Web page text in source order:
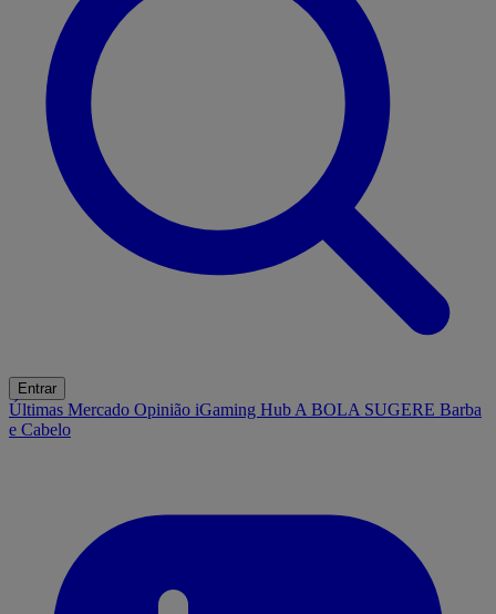
Entrar
Últimas Mercado Opinião iGaming Hub A BOLA SUGERE Barba
e Cabelo